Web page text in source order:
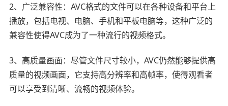
2、广泛兼容性：AVC格式的文件可以在各种设备和平台上
播放，包括电视、电脑、手机和平板电脑等，这种广泛的
兼容性使得AVC成为了一种流行的视频格式。
3、高质量画面：尽管文件尺寸较小，AVC仍然能够提供高
质量的视频画面，它支持高分辨率和高帧率，使得观看者
可以享受到清晰、流畅的视频体验。